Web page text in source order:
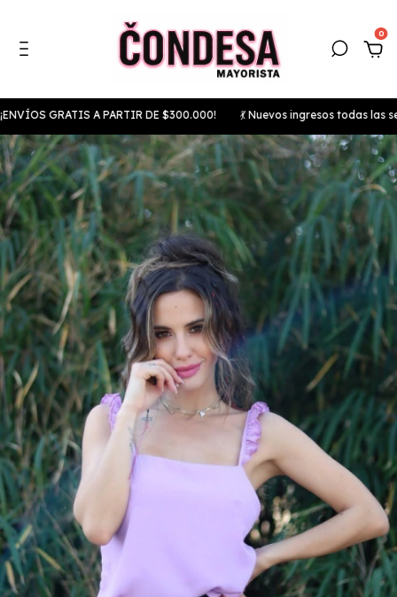
0
GRATIS A PARTIR DE $300.000! 💃 Nuevos ingresos todas las